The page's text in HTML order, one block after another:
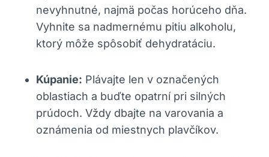
nevyhnutné, najmä počas horúceho dňa.
Vyhnite sa nadmernému pitiu alkoholu,
ktorý môže spôsobiť dehydratáciu.
Kúpanie: Plávajte len v označených
oblastiach a buďte opatrní pri silných
prúdoch. Vždy dbajte na varovania a
oznámenia od miestnych plavčíkov.